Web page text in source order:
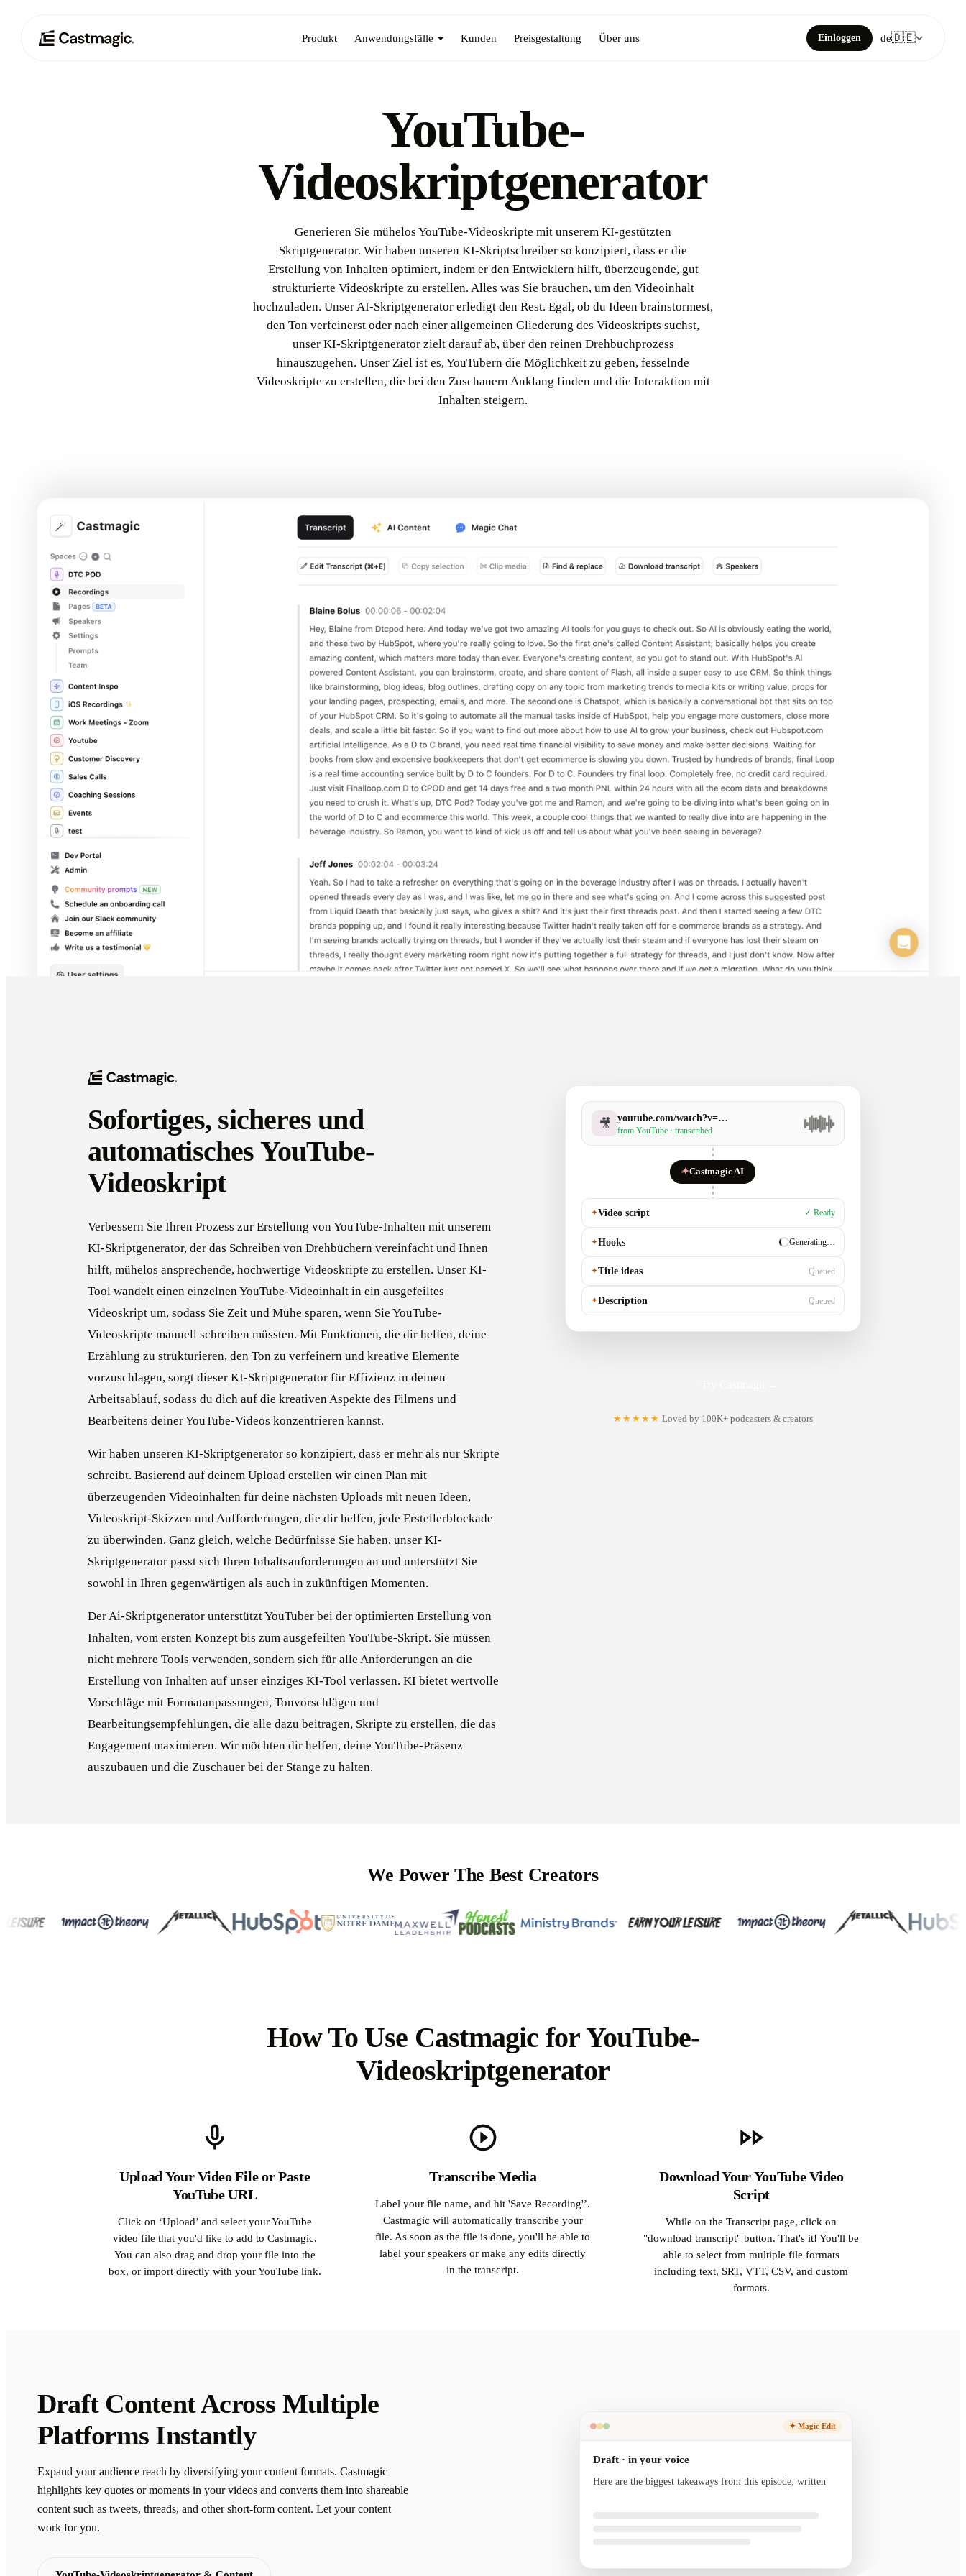
Produkt Anwendungsfälle Kunden Preisgestaltung Über uns Einloggen de🇩🇪
YouTube-
Videoskriptgenerator
Generieren Sie mühelos YouTube-Videoskripte mit unserem KI-gestützten
Skriptgenerator. Wir haben unseren KI-Skriptschreiber so konzipiert, dass er die
Erstellung von Inhalten optimiert, indem er den Entwicklern hilft, überzeugende, gut
strukturierte Videoskripte zu erstellen. Alles was Sie brauchen, um den Videoinhalt
hochzuladen. Unser AI-Skriptgenerator erledigt den Rest. Egal, ob du Ideen brainstormest,
den Ton verfeinerst oder nach einer allgemeinen Gliederung des Videoskripts suchst,
unser KI-Skriptgenerator zielt darauf ab, über den reinen Drehbuchprozess
hinauszugehen. Unser Ziel ist es, YouTubern die Möglichkeit zu geben, fesselnde
Videoskripte zu erstellen, die bei den Zuschauern Anklang finden und die Interaktion mit
Inhalten steigern.
Sofortiges, sicheres und
automatisches YouTube-
Videoskript
Verbessern Sie Ihren Prozess zur Erstellung von YouTube-Inhalten mit unserem
KI-Skriptgenerator, der das Schreiben von Drehbüchern vereinfacht und Ihnen
hilft, mühelos ansprechende, hochwertige Videoskripte zu erstellen. Unser KI-
Tool wandelt einen einzelnen YouTube-Videoinhalt in ein ausgefeiltes
Videoskript um, sodass Sie Zeit und Mühe sparen, wenn Sie YouTube-
Videoskripte manuell schreiben müssten. Mit Funktionen, die dir helfen, deine
Erzählung zu strukturieren, den Ton zu verfeinern und kreative Elemente
vorzuschlagen, sorgt dieser KI-Skriptgenerator für Effizienz in deinen
Arbeitsablauf, sodass du dich auf die kreativen Aspekte des Filmens und
Bearbeitens deiner YouTube-Videos konzentrieren kannst.
Wir haben unseren KI-Skriptgenerator so konzipiert, dass er mehr als nur Skripte
schreibt. Basierend auf deinem Upload erstellen wir einen Plan mit
überzeugenden Videoinhalten für deine nächsten Uploads mit neuen Ideen,
Videoskript-Skizzen und Aufforderungen, die dir helfen, jede Erstellerblockade
zu überwinden. Ganz gleich, welche Bedürfnisse Sie haben, unser KI-
Skriptgenerator passt sich Ihren Inhaltsanforderungen an und unterstützt Sie
sowohl in Ihren gegenwärtigen als auch in zukünftigen Momenten.
Der Ai-Skriptgenerator unterstützt YouTuber bei der optimierten Erstellung von
Inhalten, vom ersten Konzept bis zum ausgefeilten YouTube-Skript. Sie müssen
nicht mehrere Tools verwenden, sondern sich für alle Anforderungen an die
Erstellung von Inhalten auf unser einziges KI-Tool verlassen. KI bietet wertvolle
Vorschläge mit Formatanpassungen, Tonvorschlägen und
Bearbeitungsempfehlungen, die alle dazu beitragen, Skripte zu erstellen, die das
Engagement maximieren. Wir möchten dir helfen, deine YouTube-Präsenz
auszubauen und die Zuschauer bei der Stange zu halten.
🎥 youtube.com/watch?v=…
from YouTube · transcribed
✦Castmagic AI
✦Video script ✓ Ready
✦Hooks ✓ Ready
✦Title ideas Generating…
✦Description Queued
★★★★★ Loved by 100K+ podcasters & creators
We Power The Best Creators
How To Use Castmagic for YouTube-
Videoskriptgenerator
Upload Your Video File or Paste
YouTube URL
Click on ‘Upload’ and select your YouTube
video file that you'd like to add to Castmagic.
You can also drag and drop your file into the
box, or import directly with your YouTube link.
Transcribe Media
Label your file name, and hit 'Save Recording'’.
Castmagic will automatically transcribe your
file. As soon as the file is done, you'll be able to
label your speakers or make any edits directly
in the transcript.
Download Your YouTube Video
Script
While on the Transcript page, click on
"download transcript" button. That's it! You'll be
able to select from multiple file formats
including text, SRT, VTT, CSV, and custom
formats.
Draft Content Across Multiple
Platforms Instantly
Expand your audience reach by diversifying your content formats. Castmagic
highlights key quotes or moments in your videos and converts them into shareable
content such as tweets, threads, and other short-form content. Let your content
work for you.
✦ Magic Edit
Draft · in your voice
Here are the biggest takeaways from this episode, written in